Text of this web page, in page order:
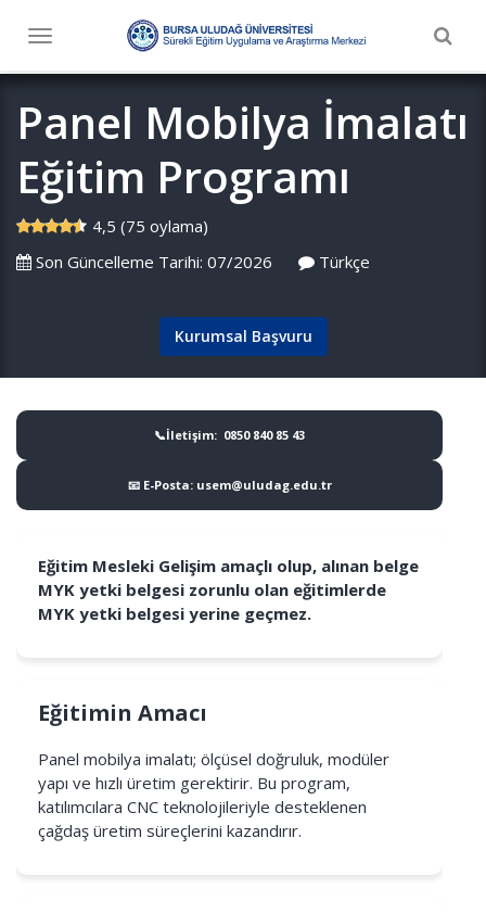
Toggle
Panel Mobilya İmalatı
Eğitim Programı
4,5 (75 oylama)
Son Güncelleme Tarihi: 07/2026
Türkçe
Kurumsal Başvuru
📞İletişim: 0850 840 85 43
📧 E-Posta: usem@uludag.edu.tr
Eğitim Mesleki Gelişim amaçlı olup, alınan belge
MYK yetki belgesi zorunlu olan eğitimlerde
MYK yetki belgesi yerine geçmez.
Eğitimin Amacı
Panel mobilya imalatı; ölçüsel doğruluk, modüler
yapı ve hızlı üretim gerektirir. Bu program,
katılımcılara CNC teknolojileriyle desteklenen
çağdaş üretim süreçlerini kazandırır.